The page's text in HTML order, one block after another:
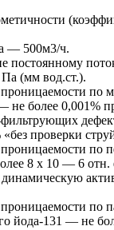
— 500м3/ч.
постоянному
(мм вод.ст.).
по
не более 0,001%
«без проверки
по
8 х 10 — 6 отн.
по
йода-131 — не